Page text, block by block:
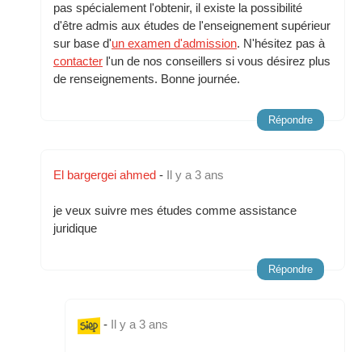
pas spécialement l'obtenir, il existe la possibilité
d'être admis aux études de l'enseignement supérieur
sur base d'un examen d'admission. N'hésitez pas à
contacter l'un de nos conseillers si vous désirez plus
de renseignements. Bonne journée.
Répondre
El bargergei ahmed - Il y a 3 ans
je veux suivre mes études comme assistance
juridique
Répondre
- Il y a 3 ans